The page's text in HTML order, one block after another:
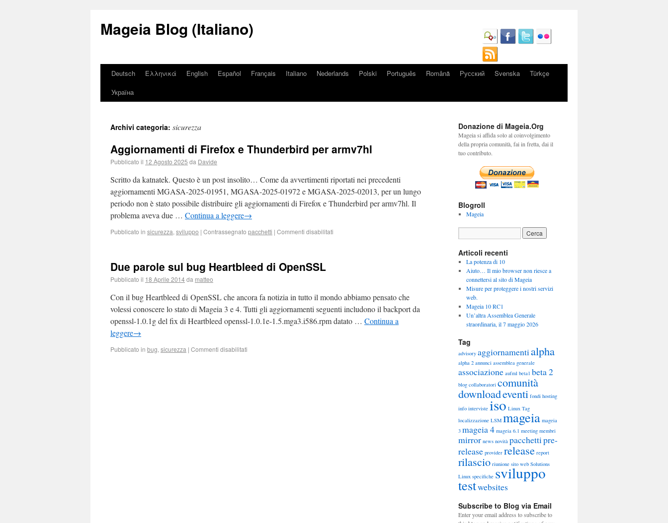
Mageia Blog (Italiano)
Deutsch Ελληνικά English Español Français Italiano Nederlands Polski Português Română Русский Svenska
Türkçe
Україна
Archivi categoria: sicurezza
Aggiornamenti di Firefox e Thunderbird per armv7hl
Pubblicato il 12 Agosto 2025 da Davide
Scritto da katnatek. Questo è un post insolito… Come da avvertimenti riportati nei precedenti
aggiornamenti MGASA-2025-01951, MGASA-2025-01972 e MGASA-2025-02013, per un lungo
periodo non è stato possibile distribuire gli aggiornamenti di Firefox e Thunderbird per armv7hl. Il
problema aveva due … Continua a leggere→
Pubblicato in sicurezza, sviluppo | Contrassegnato pacchetti | Commenti disabilitati
Due parole sul bug Heartbleed di OpenSSL
Pubblicato il 18 Aprile 2014da matteo
Con il bug Heartbleed di OpenSSL che ancora fa notizia in tutto il mondo abbiamo pensato che
volessi conoscere lo stato di Mageia 3 e 4. Tutti gli aggiornamenti seguenti includono il backport da
openssl-1.0.1g del fix di Heartbleed openssl-1.0.1e-1.5.mga3.i586.rpm datato … Continua a
leggere→
Pubblicato in bug, sicurezza | Commenti disabilitati
Donazione di Mageia.Org
Mageia si affida solo al coinvolgimento
della propria comunità, fai in fretta, dai il
tuo contributo.
Blogroll
Mageia
Articoli recenti
La potenza di 10
Aiuto… Il mio browser non riesce a
connettersi al sito di Mageia
Misure per proteggere i nostri servizi
web.
Mageia 10 RC1
Un’altra Assemblea Generale
straordinaria, il 7 maggio 2026
Tag
advisory aggiornamentialpha
alpha 2 annunci assemblea generale
associazione aufml beta1 beta 2
blog collaboratori comunità
downloadeventi fondi hosting
info interviste iso Linux Tag
localizzazione LSM mageia mageia
3 mageia 4 mageia 6.1 meeting membri
mirror news novità pacchettipre-
release provider release report
rilascio riunione sito web Solutions
Linux specifiche sviluppo
testwebsites
Subscribe to Blog via Email
Enter your email address to subscribe to